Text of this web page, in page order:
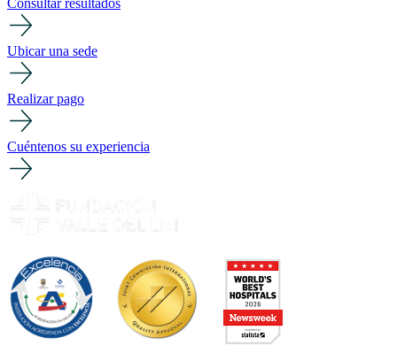
Consultar resultados
Ubicar una sede
Realizar pago
Cuéntenos su experiencia